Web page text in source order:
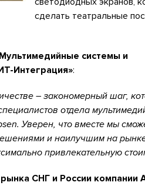
сделать театральные
системы и
Интеграция»:
– закономерный шаг,
отдела
Уверен, что вместе мы
и наилучшим на
привлекательную
СНГ и России компании